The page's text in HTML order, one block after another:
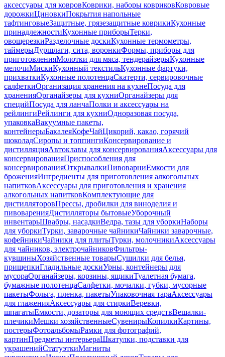
аксессуары для ковровКоврики, наборы ковриковКовровые
дорожкиЦиновкиПокрытия напольные
тафтинговыеЗащитные, грязезащитные коврикиКухонные
принадлежностиКухонные приборыТерки,
овощерезкиРазделочные доскиКухонные термометры,
таймерыДуршлаги, сита, воронкиФормы, приборы для
приготовленияМолотки для мяса, тендерайзерыКухонные
мелочиМискиКухонный текстильКухонные фартуки,
прихваткиКухонные полотенцаСкатерти, сервировочные
салфеткиОрганизация хранения на кухнеПосуда для
храненияОрганайзеры для кухниОрганайзеры для
специйПосуда для ланчаПолки и аксессуары на
рейлингиРейлинги для кухниОдноразовая посуда,
упаковкаВакуумные пакеты,
контейнерыБакалеяКофеЧайЦикорий, какао, горячий
шоколадСиропы и топпингиКонсервирование и
дистилляцияАвтоклавы для консервированияАксессуары для
консервированияПриспособления для
консервированияОткрывалкиПивоварниЕмкости для
броженияИнгредиенты для приготовления алкогольных
напитковАксессуары для приготовления и хранения
алкогольных напитковКомплектующие для
дистилляторовПрессы, дробилки для виноделия и
пивоваренияДистилляторы бытовыеУборочный
инвентарьШвабры, насадкиВедра, тазы для уборкиНаборы
для уборкиТурки, заварочные чайникиЧайники заварочные,
кофейникиЧайники для плитыТурки, молочникиАксессуары
для чайников, электрочайниковФильтры-
кувшиныХозяйственные товарыСушилки для белья,
прищепкиГладильные доскиУрны, контейнеры для
мусораОрганайзеры, корзины, ящикиТуалетная бумага,
бумажные полотенцаСалфетки, мочалки, губки, мусорные
пакетыФольга, пленка, пакетыУпаковочная тараАксессуары
для глаженияАксессуары для стиркиВеревки,
шпагатыЕмкости, дозаторы для моющих средствВешалки-
плечикиМешки хозяйственныеСувенирыКопилкиКартины,
постерыФотоальбомыРамки для фотографий,
картинПредметы интерьераШкатулки, подставки для
украшенийСтатуэткиМагниты